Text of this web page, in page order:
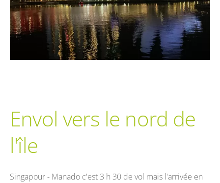
Envol vers le nord de
l'île
Singapour - Manado c'est 3 h 30 de vol mais l'arrivée en